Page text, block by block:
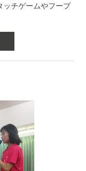
ッチゲームやフープ